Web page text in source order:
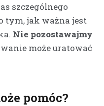
szczególnego
tym, jak ważna jest
Nie pozostawajmy
może uratować
pomóc?